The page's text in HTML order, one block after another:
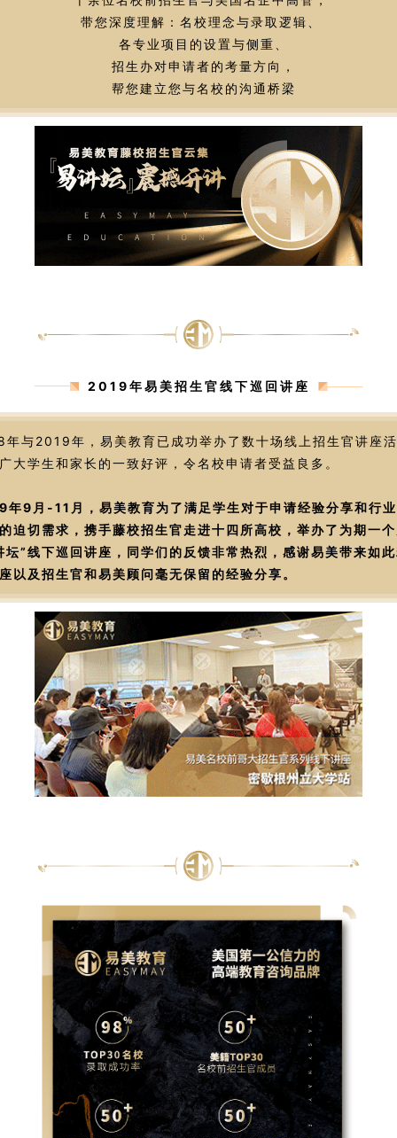
带您深度理解：名校理念与录取逻辑、
各专业项目的设置与侧重、
招生办对申请者的考量方向，
帮您建立您与名校的沟通桥梁
2019年易美招生官线下巡回讲座
年与2019年，易美教育已成功举办了数十场线上招生官讲座
大学生和家长的一致好评，令名校申请者受益良多。
年9月-11月，易美教育为了满足学生对于申请经验分享和行
迫切需求，携手藤校招生官走进十四所高校，举办了为期一
坛”线下巡回讲座，同学们的反馈非常热烈，感谢易美带来如
以及招生官和易美顾问毫无保留的经验分享。